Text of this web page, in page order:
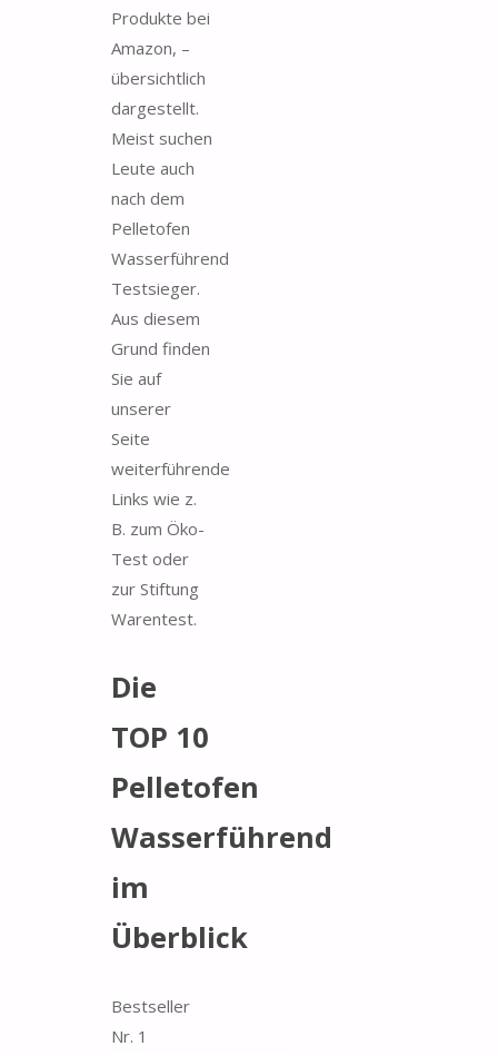
Produkte bei
Amazon, –
übersichtlich
dargestellt.
Meist suchen
Leute auch
nach dem
Pelletofen
Wasserführend
Testsieger.
Aus diesem
Grund finden
Sie auf
unserer
Seite
weiterführende
Links wie z.
B. zum Öko-
Test oder
zur Stiftung
Warentest.
Die
TOP 10
Pelletofen
Wasserführend
im
Überblick
Bestseller
Nr. 1